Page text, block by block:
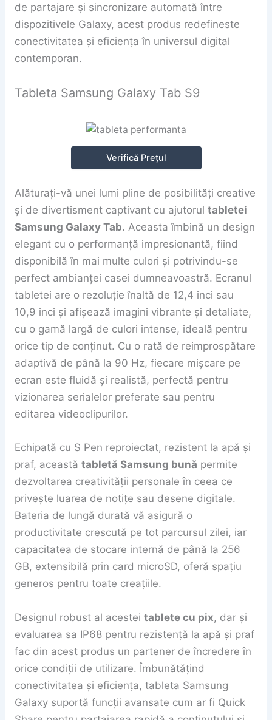
de partajare și sincronizare automată între
dispozitivele Galaxy, acest produs redefineste
conectivitatea și eficiența în universul digital
contemporan.
Tableta Samsung Galaxy Tab S9
Verifică Prețul
Alăturați-vă unei lumi pline de posibilități creative
și de divertisment captivant cu ajutorul tabletei
Samsung Galaxy Tab. Aceasta îmbină un design
elegant cu o performanță impresionantă, fiind
disponibilă în mai multe culori și potrivindu-se
perfect ambianței casei dumneavoastră. Ecranul
tabletei are o rezoluție înaltă de 12,4 inci sau
10,9 inci și afișează imagini vibrante și detaliate,
cu o gamă largă de culori intense, ideală pentru
orice tip de conținut. Cu o rată de reimprospătare
adaptivă de până la 90 Hz, fiecare mișcare pe
ecran este fluidă și realistă, perfectă pentru
vizionarea serialelor preferate sau pentru
editarea videoclipurilor.
Echipată cu S Pen reproiectat, rezistent la apă și
praf, această tabletă Samsung bună permite
dezvoltarea creativității personale în ceea ce
privește luarea de notițe sau desene digitale.
Bateria de lungă durată vă asigură o
productivitate crescută pe tot parcursul zilei, iar
capacitatea de stocare internă de până la 256
GB, extensibilă prin card microSD, oferă spațiu
generos pentru toate creațiile.
Designul robust al acestei tablete cu pix, dar și
evaluarea sa IP68 pentru rezistență la apă și praf
fac din acest produs un partener de încredere în
orice condiții de utilizare. Îmbunătățind
conectivitatea și eficiența, tableta Samsung
Galaxy suportă funcții avansate cum ar fi Quick